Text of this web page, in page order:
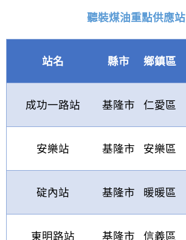
聽裝煤油重點供應站
站名 縣市 鄉鎮區
成功一路站 基隆市 仁愛區
安樂站 基隆市 安樂區
碇內站 基隆市 暖暖區
東明路站 基隆市 信義區